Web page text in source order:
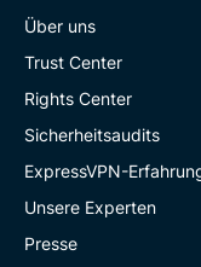
Über uns
Trust Center
Rights Center
Sicherheitsaudits
ExpressVPN-
Unsere Experten
Presse